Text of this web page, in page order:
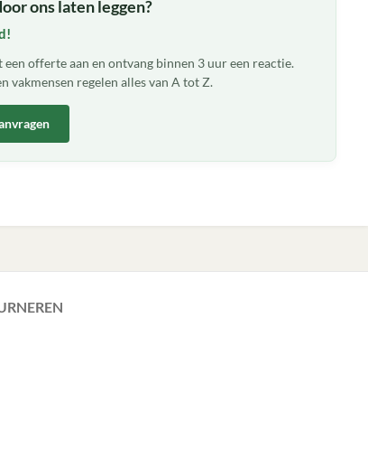
ons laten leggen?
een offerte aan en ontvang binnen 3 uur een reactie.
vakmensen regelen alles van A tot Z.